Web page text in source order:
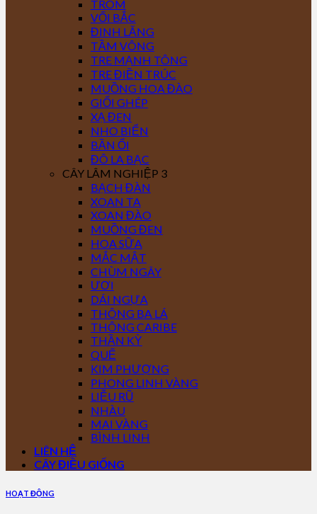
TRÔM
VỐI BẮC
ĐINH LĂNG
TẦM VÔNG
TRE MẠNH TÔNG
TRE ĐIỀN TRÚC
MUỒNG HOA ĐÀO
GIỔI GHÉP
XẠ ĐEN
NHO BIỂN
BẦN ỔI
ĐÔ LA BẠC
CÂY LÂM NGHIỆP 3
BẠCH ĐÀN
XOAN TA
XOAN ĐÀO
MUỒNG ĐEN
HOA SỮA
MẮC MẬT
CHÙM NGÂY
ƯƠI
DÁI NGỰA
THÔNG BA LÁ
THÔNG CARIBE
THẦN KỲ
QUẾ
KIM PHƯỢNG
PHONG LINH VÀNG
LIỄU RŨ
NHÀU
MAI VÀNG
BÌNH LINH
LIÊN HỆ
CÂY ĐIỀU GIỐNG
HOẠT ĐỘNG